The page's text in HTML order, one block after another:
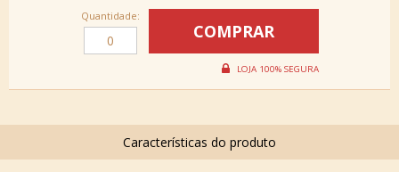
Quantidade: